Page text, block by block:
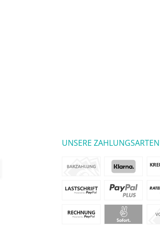
UNSERE ZAHLUNGSARTEN